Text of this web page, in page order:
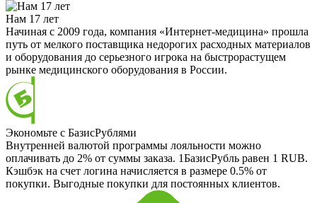
Нам 17 лет
Начиная с 2009 года, компания «Интернет-медицина» прошла
путь от мелкого поставщика недорогих расходных материалов
и оборудования до серьезного игрока на быстрорастущем
рынке медицинского оборудования в России.
Экономьте с БазисРублями
Внутренней валютой программы лояльности можно
оплачивать до 2% от суммы заказа. 1БазисРубль равен 1 RUB.
Кэшбэк на счет логина начисляется в размере 0.5% от
покупки. Выгодные покупки для постоянных клиентов.